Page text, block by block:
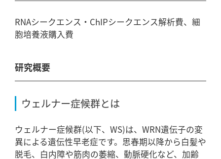
RNAシークエンス・ChIPシークエンス解析費、細
胞培養液購入費
研究概要
ウェルナー症候群とは
ウェルナー症候群(以下、WS)は、WRN遺伝子の変
異による遺伝性早老症です。思春期以降から白髪や
脱毛、白内障や筋肉の萎縮、動脈硬化など、加齢